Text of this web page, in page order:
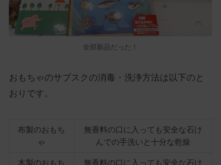
全部新品だった！
おもちゃのサブスクの消毒・洗浄方法は以下のと
おりです。
布製のおもち
ゃ
無香料の口に入っても安全な石け
んでの手洗いと十分な乾燥
木製のおもち 無香料の口に入っても安全な石け